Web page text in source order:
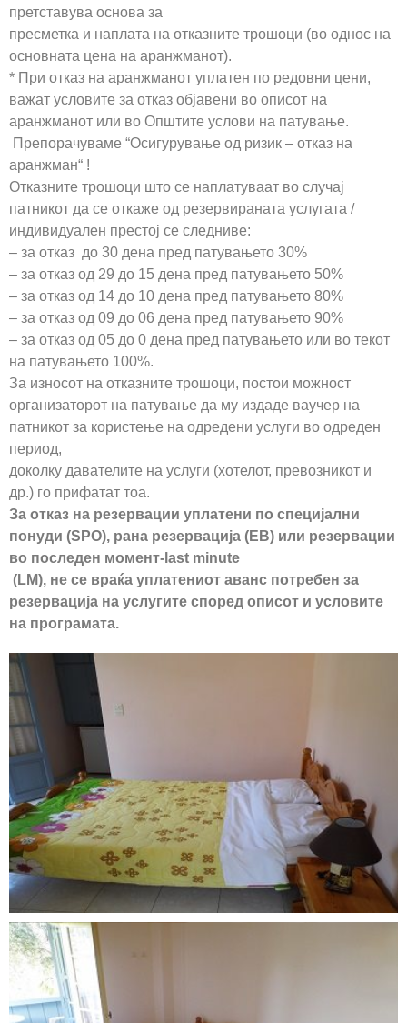
претставува основа за
пресметка и наплата на отказните трошоци (во однос на
основната цена на аранжманот).
* При отказ на аранжманот уплатен по редовни цени,
важат условите за отказ објавени во описот на
аранжманот или во Општите услови на патување.
Препорачуваме “Осигурување од ризик – отказ на
аранжман“ !
Отказните трошоци што се наплатуваат во случај
патникот да се откаже од резервираната услугата /
индивидуален престој се следниве:
– за отказ до 30 дена пред патувањето 30%
– за отказ од 29 до 15 дена пред патувањето 50%
– за отказ од 14 до 10 дена пред патувањето 80%
– за отказ од 09 до 06 дена пред патувањето 90%
– за отказ од 05 до 0 дена пред патувањето или во текот
на патувањето 100%.
За износот на отказните трошоци, постои можност
организаторот на патување да му издаде ваучер на
патникот за користење на одредени услуги во одреден
период,
доколку давателите на услуги (хотелот, превозникот и
др.) го прифатат тоа.
За отказ на резервации уплатени по специјални
понуди (SPO), рана резервација (EB) или резервации
во последен момент-last minute
(LM), не се враќа уплатениот аванс потребен за
резервација на услугите според описот и условите
на програмата.